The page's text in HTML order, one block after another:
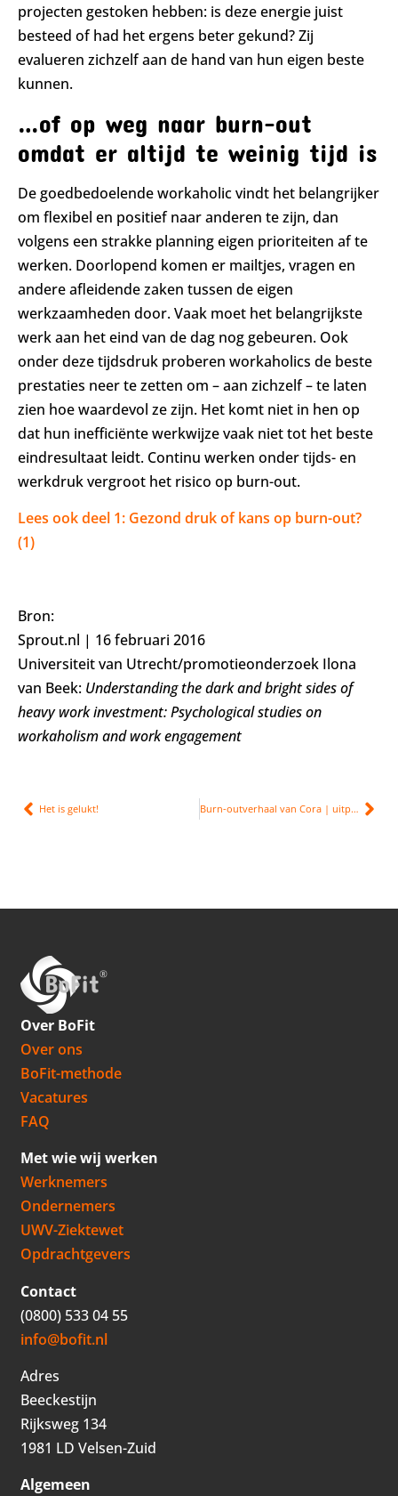
projecten gestoken hebben: is deze energie juist
besteed of had het ergens beter gekund? Zij
evalueren zichzelf aan de hand van hun eigen beste
kunnen.
…of op weg naar burn-out
omdat er altijd te weinig tijd is
De goedbedoelende workaholic vindt het belangrijker
om flexibel en positief naar anderen te zijn, dan
volgens een strakke planning eigen prioriteiten af te
werken. Doorlopend komen er mailtjes, vragen en
andere afleidende zaken tussen de eigen
werkzaamheden door. Vaak moet het belangrijkste
werk aan het eind van de dag nog gebeuren. Ook
onder deze tijdsdruk proberen workaholics de beste
prestaties neer te zetten om – aan zichzelf – te laten
zien hoe waardevol ze zijn. Het komt niet in hen op
dat hun inefficiënte werkwijze vaak niet tot het beste
eindresultaat leidt. Continu werken onder tijds- en
werkdruk vergroot het risico op burn-out.
Lees ook deel 1: Gezond druk of kans op burn-out?
(1)
Bron:
Sprout.nl | 16 februari 2016
Universiteit van Utrecht/promotieonderzoek Ilona
van Beek: Understanding the dark and bright sides of
heavy work investment: Psychological studies on
workaholism and work engagement
Het is gelukt! Burn-outverhaal van Cora | uitputting
Over BoFit
Over ons
BoFit-methode
Vacatures
FAQ
Met wie wij werken
Werknemers
Ondernemers
UWV-Ziektewet
Opdrachtgevers
Contact
(0800) 533 04 55
info@bofit.nl
Adres
Beeckestijn
Rijksweg 134
1981 LD Velsen-Zuid
Algemeen